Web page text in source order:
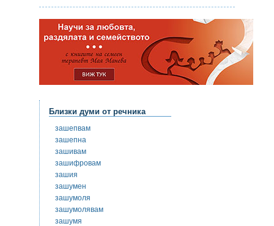
Близки думи от речника
зашепвам
зашепна
зашивам
зашифровам
зашия
зашумен
зашумоля
зашумолявам
зашумя